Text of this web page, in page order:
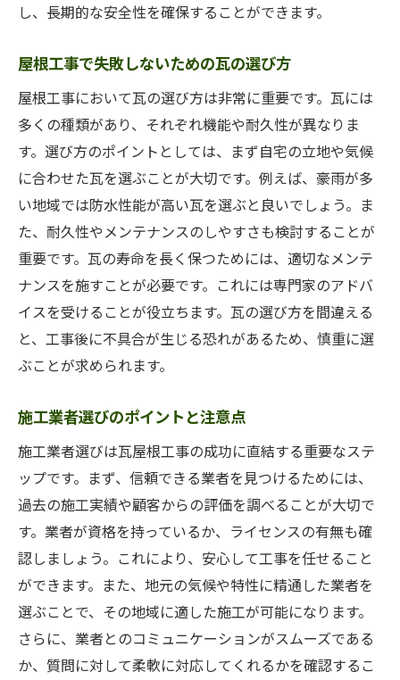
し、長期的な安全性を確保することができます。
屋根工事で失敗しないための瓦の選び方
屋根工事において瓦の選び方は非常に重要です。瓦には
多くの種類があり、それぞれ機能や耐久性が異なりま
す。選び方のポイントとしては、まず自宅の立地や気候
に合わせた瓦を選ぶことが大切です。例えば、豪雨が多
い地域では防水性能が高い瓦を選ぶと良いでしょう。ま
た、耐久性やメンテナンスのしやすさも検討することが
重要です。瓦の寿命を長く保つためには、適切なメンテ
ナンスを施すことが必要です。これには専門家のアドバ
イスを受けることが役立ちます。瓦の選び方を間違える
と、工事後に不具合が生じる恐れがあるため、慎重に選
ぶことが求められます。
施工業者選びのポイントと注意点
施工業者選びは瓦屋根工事の成功に直結する重要なステ
ップです。まず、信頼できる業者を見つけるためには、
過去の施工実績や顧客からの評価を調べることが大切で
す。業者が資格を持っているか、ライセンスの有無も確
認しましょう。これにより、安心して工事を任せること
ができます。また、地元の気候や特性に精通した業者を
選ぶことで、その地域に適した施工が可能になります。
さらに、業者とのコミュニケーションがスムーズである
か、質問に対して柔軟に対応してくれるかを確認するこ